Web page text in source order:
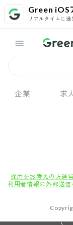
Green iOS
リアルタイムに通
企業 求人
採用をお考えの方運
利用者情報の外部送信